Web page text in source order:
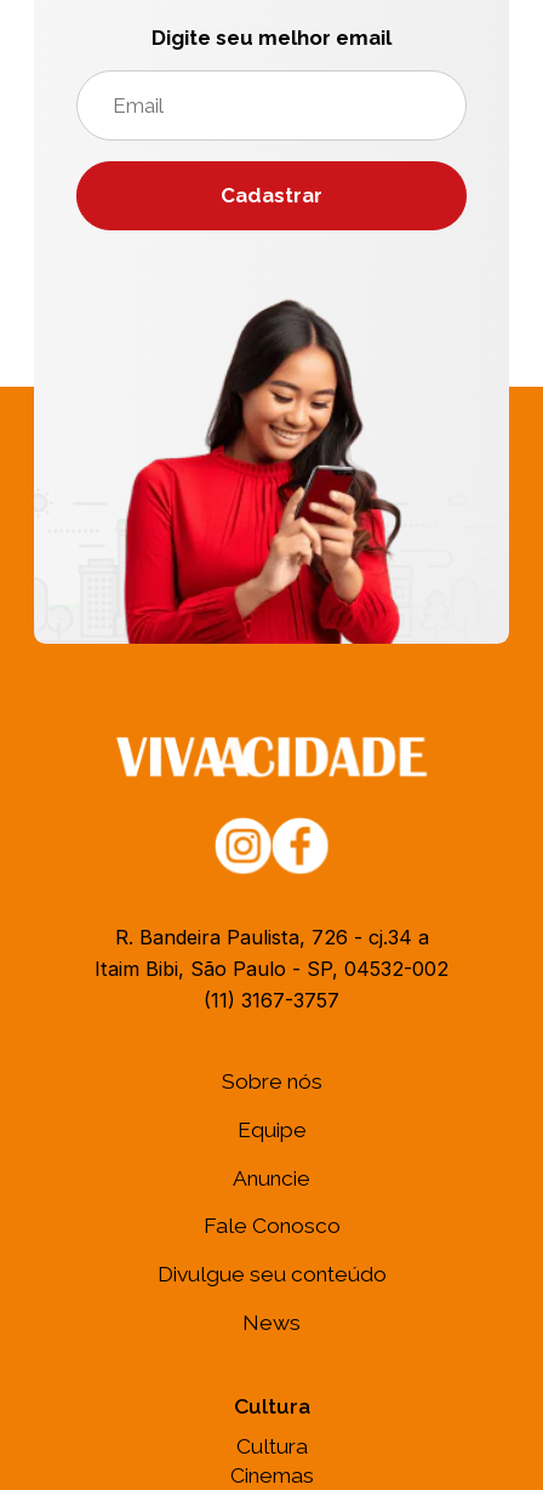
Digite seu melhor email
R. Bandeira Paulista, 726 - cj.34 a
Itaim Bibi, São Paulo - SP, 04532-002
(11) 3167-3757
Sobre nós
Equipe
Anuncie
Fale Conosco
Divulgue seu conteúdo
News
Cultura
Cultura
Cinemas